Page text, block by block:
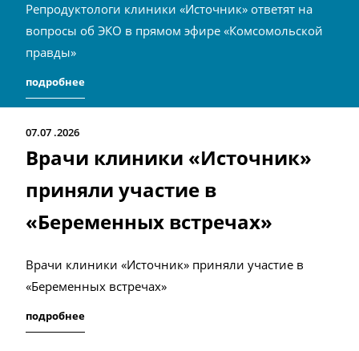
Репродуктологи клиники «Источник» ответят на
вопросы об ЭКО в прямом эфире «Комсомольской
правды»
подробнее
07.07 2026
Врачи клиники «Источник»
приняли участие в
«Беременных встречах»
Врачи клиники «Источник» приняли участие в
«Беременных встречах»
подробнее